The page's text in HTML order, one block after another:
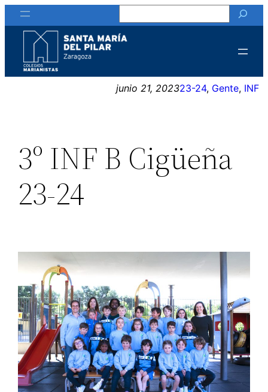
Saltar
al
contenido
junio 21, 202323-24, Gente, INF
3º INF B Cigüeña
23-24